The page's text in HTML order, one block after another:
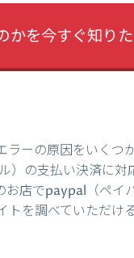
かを今すぐ知り
ラーの原因をいくつ
）の支払い決済に対
お店でpaypal（ペイ
を調べていただけ